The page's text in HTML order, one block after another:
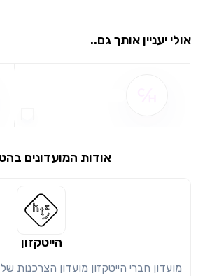
שימו לב!
הבנתי,
אולי יעניין אותך גם..
אודות המועדונים
הייטקזון
מועדון חברי הייטקזון מועדון הצרכנות